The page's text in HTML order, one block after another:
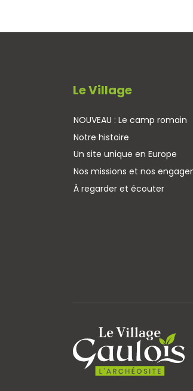
Le Village
NOUVEAU : Le camp romain
Notre histoire
Un site unique en Europe
Nos missions et nos
À regarder et écouter